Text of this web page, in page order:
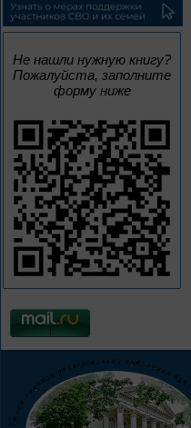
Не нашли нужную книгу?
Пожалуйста, заполните
форму ниже